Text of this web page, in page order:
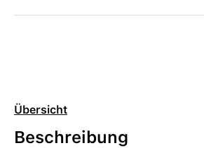
Übersicht
Beschreibung